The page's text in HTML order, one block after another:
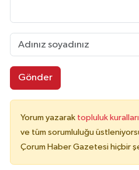
Gönder
Yorum yazarak topluluk
ve tüm sorumluluğu
Çorum Haber Gazetesi hiçbir